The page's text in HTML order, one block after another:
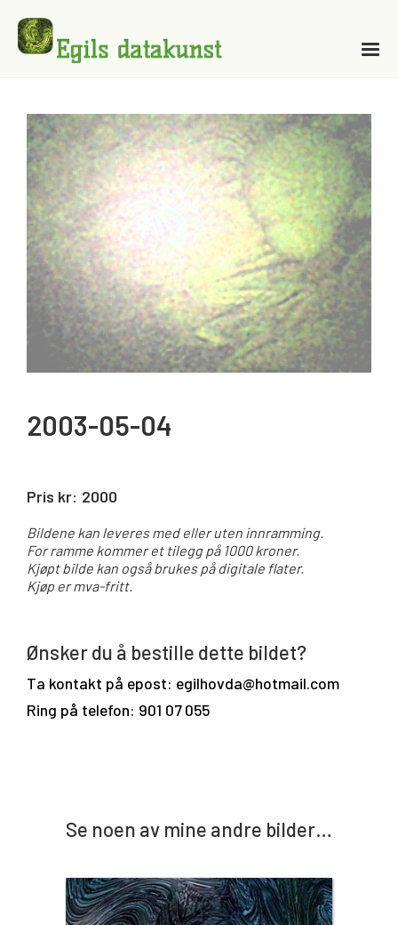
2003-05-04
Pris kr: 2000
Bildene kan leveres med eller uten innramming.
For ramme kommer et tilegg på 1000 kroner.
Kjøpt bilde kan også brukes på digitale flater.
Kjøp er mva-fritt.
Ønsker du å bestille dette bildet?
Ta kontakt på epost: egilhovda@hotmail.com
Ring på telefon: 901 07 055
Se noen av mine andre bilder…